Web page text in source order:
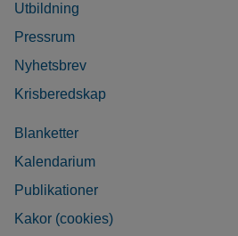
Utbildning
Pressrum
Nyhetsbrev
Krisberedskap
Blanketter
Kalendarium
Publikationer
Kakor (cookies)